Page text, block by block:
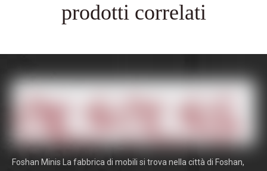
prodotti correlati
Foshan Minis La fabbrica di mobili si trova nella città di Foshan,